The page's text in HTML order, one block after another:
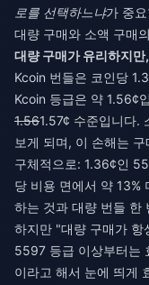
로를 선택하느냐가 중
대량 구매와 소액 구매
대량 구매가 유리하지
Kcoin 번들은 코인당
Kcoin 등급은 약 1.56¢
1.561.57¢ 수준입니다.
보게 되며, 이 손해는
구체적으로: 1.36¢인
당 비용 면에서 약 13%
하는 것과 대량 번들 한
하지만 "대량 구매가 항
5597 등급 이상부터는
이라고 해서 눈에 띄게